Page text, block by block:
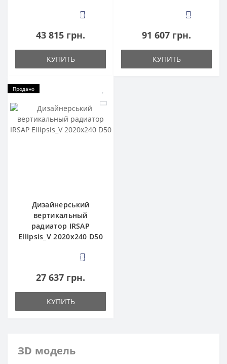
0
43 815 грн.
КУПИТЬ
4
91 607 грн.
КУПИТЬ
Продано
Дизайнерський
вертикальный
радиатор IRSAP
Ellipsis_V 2020x240 D50
3
27 637 грн.
КУПИТЬ
ЗD модель